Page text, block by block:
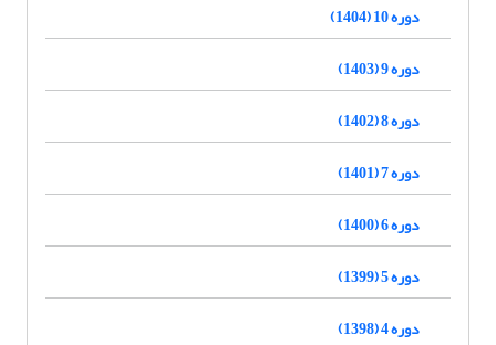
دوره 10 (1404)
دوره 9 (1403)
دوره 8 (1402)
دوره 7 (1401)
دوره 6 (1400)
دوره 5 (1399)
دوره 4 (1398)